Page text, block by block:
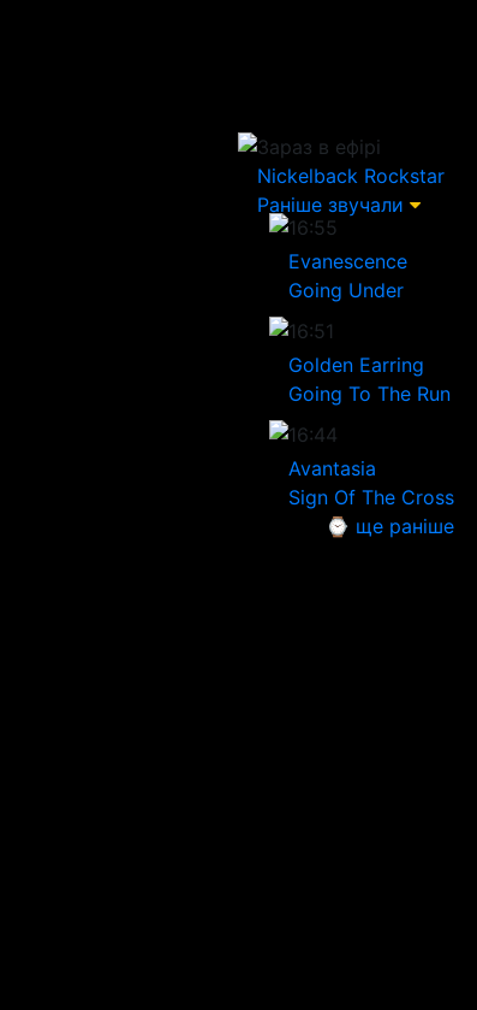
Зараз в ефірі
Nickelback Rockstar
Раніше звучали
16:55
Evanescence
Going Under
16:51
Golden Earring
Going To The Run
16:44
Avantasia
Sign Of The Cross
⌚ ще раніше